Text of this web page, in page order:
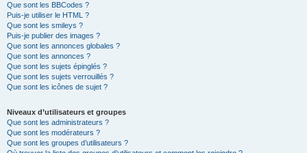
Que sont les BBCodes ?
Puis-je utiliser le HTML ?
Que sont les smileys ?
Puis-je publier des images ?
Que sont les annonces globales ?
Que sont les annonces ?
Que sont les sujets épinglés ?
Que sont les sujets verrouillés ?
Que sont les icônes de sujet ?
Niveaux d’utilisateurs et groupes
Que sont les administrateurs ?
Que sont les modérateurs ?
Que sont les groupes d’utilisateurs ?